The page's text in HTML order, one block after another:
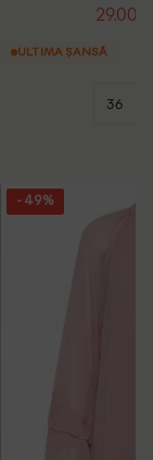
29.00
ULTIMA ȘANSĂ
36
- 49%